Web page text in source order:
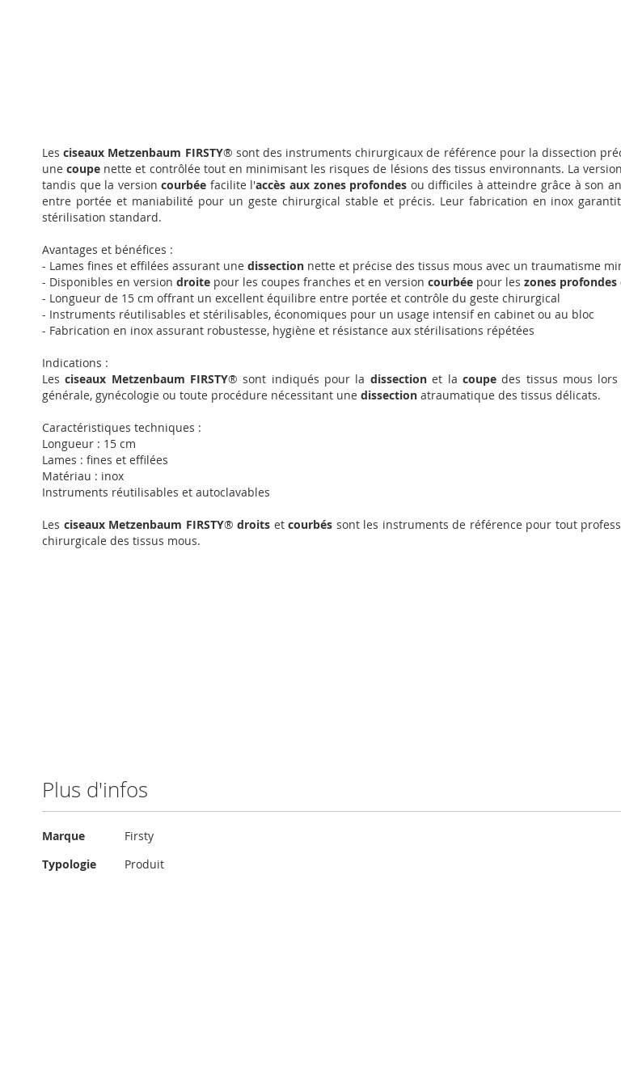
début
de
la
Galerie
d’images
Lesciseaux Metzenbaum FIRSTY® sont des instruments chirurgicaux de référence pour la dissection
unecoupe nette et contrôlée tout en minimisant les risques de lésions des tissus environnants. La version
tandis que la versioncourbée facilite l'accès aux zones profondes ou difficiles à atteindre grâce à son
entre portée et maniabilité pour un geste chirurgical stable et précis. Leur fabrication en inox
stérilisation standard.
Avantages et bénéfices :
- Lames fines et effilées assurant une dissection nette et précise des tissus mous avec un traumatisme
- Disponibles en version droite pour les coupes franches et en version courbée pour les zones
- Longueur de 15 cm offrant un excellent équilibre entre portée et contrôle du geste chirurgical
- Instruments réutilisables et stérilisables, économiques pour un usage intensif en cabinet ou au bloc
- Fabrication en inox assurant robustesse, hygiène et résistance aux stérilisations répétées
Indications :
Lesciseaux Metzenbaum FIRSTY® sont indiqués pour la dissectionet la coupedes tissus mous lors
générale, gynécologie ou toute procédure nécessitant une dissection atraumatique des tissus délicats.
Caractéristiques techniques :
Longueur : 15 cm
Lames : fines et effilées
Matériau : inox
Instruments réutilisables et autoclavables
Les ciseaux Metzenbaum FIRSTY®droits etcourbés sont les instruments de référence pour tout
chirurgicale des tissus mous.
Plus d'infos
Plus
d'infos
Marque
Firsty
Typologie
Produit